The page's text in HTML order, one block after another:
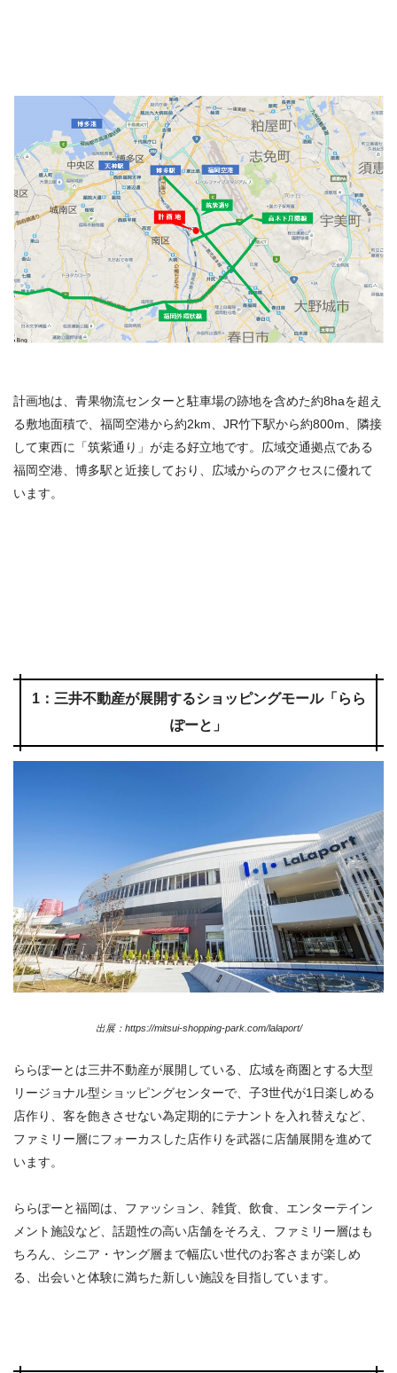
計画地は、青果物流センターと駐車場の跡地を含めた約8haを超え
る敷地面積で、福岡空港から約2km、JR竹下駅から約800m、隣接
して東西に「筑紫通り」が走る好立地です。広域交通拠点である
福岡空港、博多駅と近接しており、広域からのアクセスに優れて
います。
1：三井不動産が展開するショッピングモール「らら
ぽーと」
出展：https://mitsui-shopping-park.com/lalaport/
ららぽーとは三井不動産が展開している、広域を商圏とする大型
リージョナル型ショッピングセンターで、子3世代が1日楽しめる
店作り、客を飽きさせない為定期的にテナントを入れ替えなど、
ファミリー層にフォーカスした店作りを武器に店舗展開を進めて
います。
ららぽーと福岡は、ファッション、雑貨、飲食、エンターテイン
メント施設など、話題性の高い店舗をそろえ、ファミリー層はも
ちろん、シニア・ヤング層まで幅広い世代のお客さまが楽しめ
る、出会いと体験に満ちた新しい施設を目指しています。